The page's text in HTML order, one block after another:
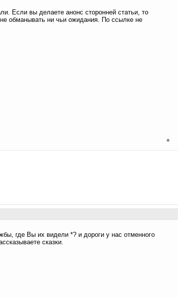
Если вы делаете анонс сторонней статьи, то
обманывать ни чьи ожидания. По ссылке не
где Вы их видели *? и дороги у нас отменного
сказки.